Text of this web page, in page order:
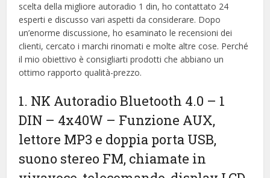
scelta della migliore autoradio 1 din, ​​ho contattato 24
esperti e discusso vari aspetti da considerare. Dopo
un’enorme discussione, ho esaminato le recensioni dei
clienti, cercato i marchi rinomati e molte altre cose. Perché
il mio obiettivo è consigliarti prodotti che abbiano un
ottimo rapporto qualità-prezzo.
1. NK Autoradio Bluetooth 4.0 – 1
DIN – 4x40W – Funzione AUX,
lettore MP3 e doppia porta USB,
suono stereo FM, chiamate in